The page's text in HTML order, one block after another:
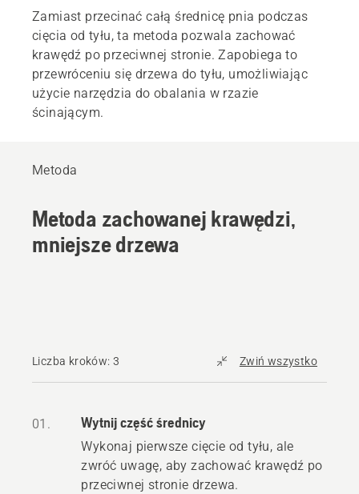
Zamiast przecinać całą średnicę pnia podczas
cięcia od tyłu, ta metoda pozwala zachować
krawędź po przeciwnej stronie. Zapobiega to
przewróceniu się drzewa do tyłu, umożliwiając
użycie narzędzia do obalania w rzazie
ścinającym.
Metoda
Metoda zachowanej krawędzi,
mniejsze drzewa
Liczba kroków: 3 Zwiń wszystko
01. Wytnij część średnicy
Wykonaj pierwsze cięcie od tyłu, ale
zwróć uwagę, aby zachować krawędź po
przeciwnej stronie drzewa.